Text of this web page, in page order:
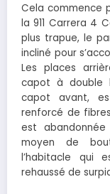
Cela commence
la 911 Carrera 4
plus trapue, le
incliné pour
Les places
capot à double
capot avant,
renforcé de
est
moyen de
l’habitacle qui
rehaussé de